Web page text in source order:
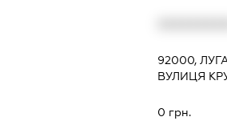
92000,
ВУЛИЦЯ
0 грн.